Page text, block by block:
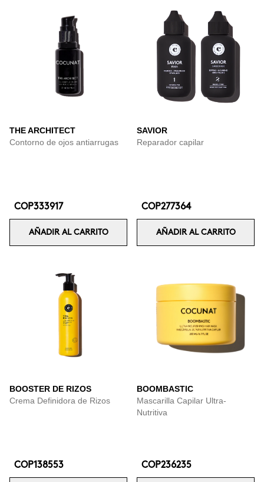
THE ARCHITECT
Contorno de ojos antiarrugas
COP333917
AÑADIR AL CARRITO
SAVIOR
Reparador capilar
COP277364
AÑADIR AL CARRITO
BOOSTER DE RIZOS
Crema Definidora de Rizos
COP138553
BOOMBASTIC
Mascarilla Capilar Ultra-
Nutritiva
COP236235